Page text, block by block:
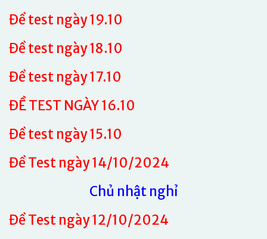
Đề test ngày 19.10
Đề test ngày 18.10
Đề test ngày 17.10
ĐỀ TEST NGÀY 16.10
Đề test ngày 15.10
Đề Test ngày 14/10/2024
Chủ nhật nghỉ
Đề Test ngày 12/10/2024